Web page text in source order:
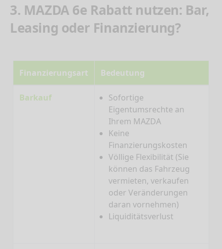
3. MAZDA 6e Rabatt nutzen: Bar,
Leasing oder Finanzierung?
Finanzierungsart Bedeutung
Barkauf
Sofortige
Eigentumsrechte an
Ihrem MAZDA
Keine
Finanzierungskosten
Völlige Flexibilität (Sie
können das Fahrzeug
vermieten, verkaufen
oder Veränderungen
daran vornehmen)
Liquiditätsverlust